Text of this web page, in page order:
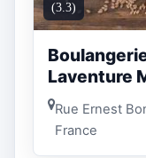
(3.3)
Laventure
Rue Ernest
France